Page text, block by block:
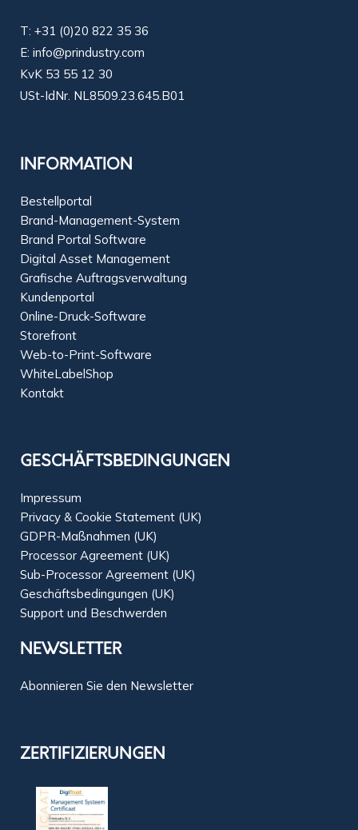
T: +31 (0)20 822 35 36
E: info@prindustry.com
KvK 53 55 12 30
USt-IdNr. NL8509.23.645.B01
INFORMATION
Bestellportal
Brand-Management-System
Brand Portal Software
Digital Asset Management
Grafische Auftragsverwaltung
Kundenportal
Online-Druck-Software
Storefront
Web-to-Print-Software
WhiteLabelShop
Kontakt
GESCHÄFTSBEDINGUNGEN
Impressum
Privacy & Cookie Statement (UK)
GDPR-Maßnahmen (UK)
Processor Agreement (UK)
Sub-Processor Agreement (UK)
Geschäftsbedingungen (UK)
Support und Beschwerden
NEWSLETTER
Abonnieren Sie den Newsletter
ZERTIFIZIERUNGEN